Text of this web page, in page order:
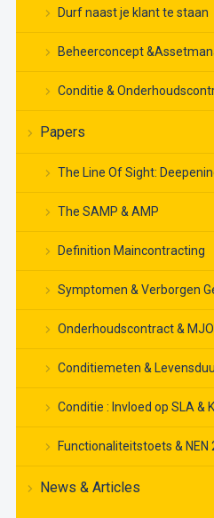
Durf naast je klant te staan
Beheerconcept
Conditie &
Papers
The Line Of Sight:
The SAMP & AMP
Definition Maincontracting
Symptomen & Verborgen
Onderhoudscontract &
Conditiemeten &
Conditie : Invloed op SLA &
Functionaliteitstoets & NEN
News & Articles